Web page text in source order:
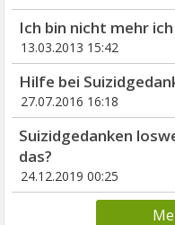
Ich bin nicht mehr
13.03.2013 15:42
Hilfe bei
27.07.2016 16:18
Suizidgedanken
das?
24.12.2019 00:25